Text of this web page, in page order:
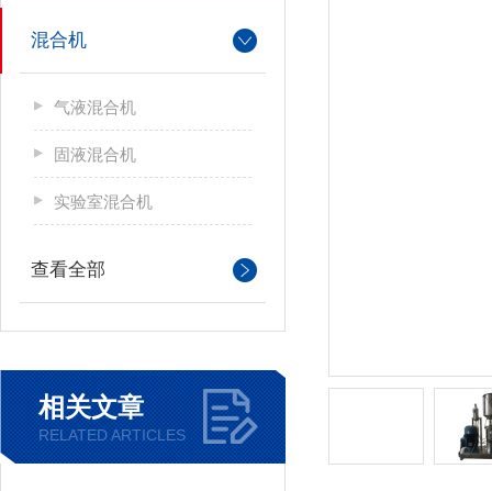
混合机
气液混合机
固液混合机
实验室混合机
查看全部
相关文章
RELATED ARTICLES